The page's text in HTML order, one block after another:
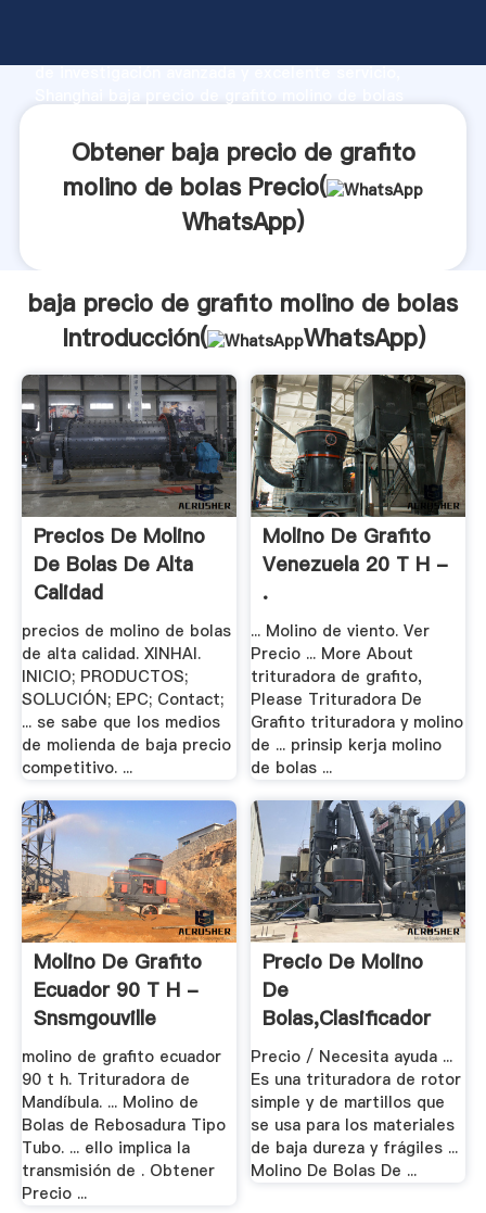
de investigación avanzada y excelente servicio,
clientes.Obtener baja precio de grafito
molino de bolas Precio(
WhatsApp)
baja precio de grafito molino de bolas
Introducción(
WhatsApp)
Precios De Molino
De Bolas De Alta
Calidad
precios de molino de bolas
de alta calidad. XINHAI.
INICIO; PRODUCTOS;
SOLUCIÓN; EPC; Contact;
... se sabe que los medios
de molienda de baja precio
competitivo. ...
Molino De Grafito
Venezuela 20 T H -
.
... Molino de viento. Ver
Precio ... More About
trituradora de grafito,
Please Trituradora De
Grafito trituradora y molino
de ... prinsip kerja molino
de bolas ...
Molino De Grafito
Ecuador 90 T H -
Snsmgouville
molino de grafito ecuador
90 t h. Trituradora de
Mandíbula. ... Molino de
Bolas de Rebosadura Tipo
Tubo. ... ello implica la
transmisión de . Obtener
Precio ...
Precio De Molino
De
Bolas,clasificador
Espiral De La ...
Precio / Necesita ayuda ...
Es una trituradora de rotor
simple y de martillos que
se usa para los materiales
de baja dureza y frágiles ...
Molino De Bolas De ...